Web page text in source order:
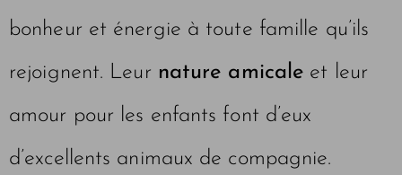
bonheur et énergie à toute famille qu’ils
rejoignent. Leur nature amicale et leur
amour pour les enfants font d’eux
d’excellents animaux de compagnie.